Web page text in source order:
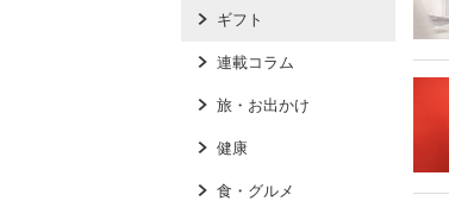
ギフト
連載コラム
旅・お出かけ
健康
食・グルメ